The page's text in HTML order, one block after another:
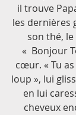
il trouve
les dernières
son thé,
«  Bonjour
cœur. « Tu
loup », lui
en lui
cheveux